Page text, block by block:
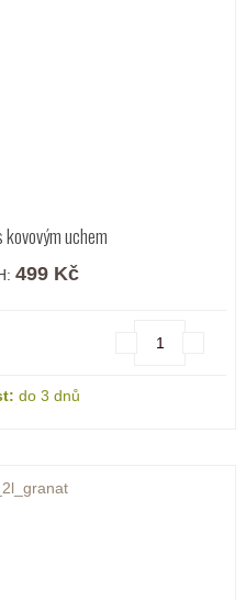
kovovým uchem
499 Kč
do 3 dnů